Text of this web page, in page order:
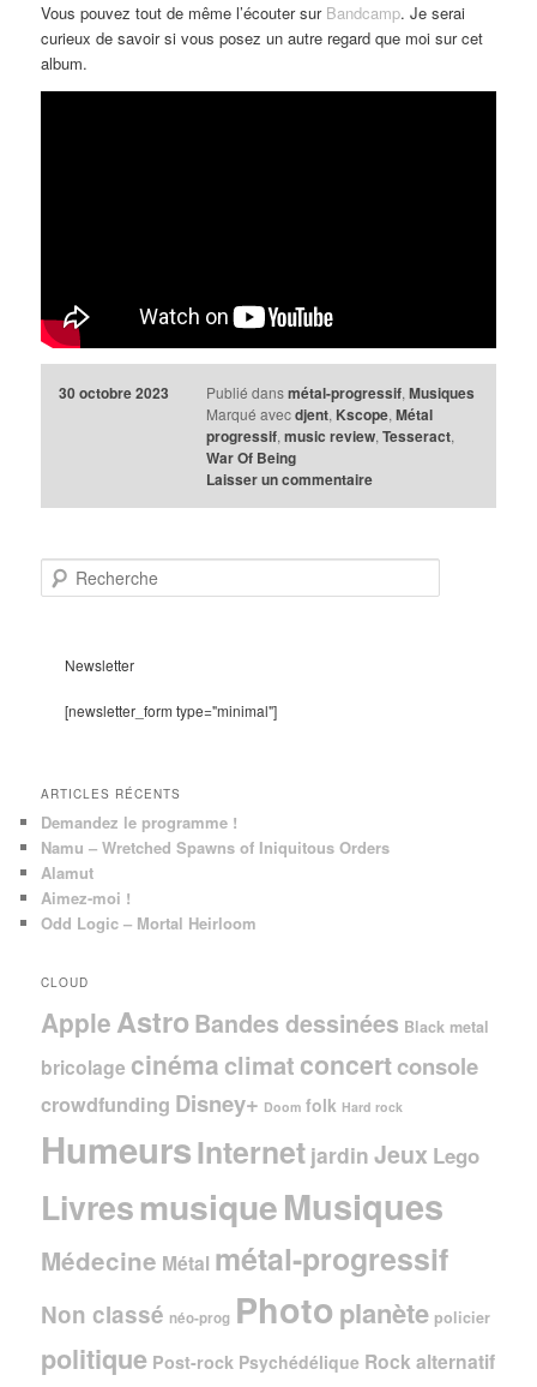
Vous pouvez tout de même l’écouter sur Bandcamp. Je serai
curieux de savoir si vous posez un autre regard que moi sur cet
album.
30 octobre 2023 Publié dans métal-progressif, Musiques
Marqué avec djent, Kscope, Métal
progressif, music review, Tesseract,
War Of Being
Laisser un commentaire
e
Newsletter
[newsletter_form type="minimal"]
ARTICLES RÉCENTS
Demandez le programme !
Namu – Wretched Spawns of Iniquitous Orders
Alamut
Aimez-moi !
Odd Logic – Mortal Heirloom
CLOUD
Apple AstroBandes dessinées Black metal
bricolage cinéma climat concertconsole
crowdfunding Disney+ Doom folk Hard rock
HumeursInternet jardin Jeux Lego
LivresmusiqueMusiques
Médecine Métal métal-progressif
Non classé néo-prog Photo planète policier
politique Post-rock Psychédélique Rock alternatif